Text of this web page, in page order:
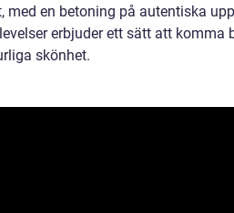
en betoning på autentiska
erbjuder ett sätt att komma
skönhet.